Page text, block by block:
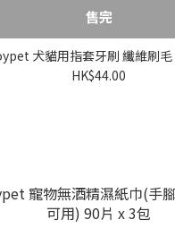
售完
犬貓用指套牙刷 纖維刷
HK$44.00